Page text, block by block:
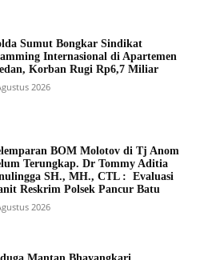
Sumut Bongkar Sindikat
Internasional di Apartemen
Korban Rugi Rp6,7 Miliar
2026
BOM Molotov di Tj Anom
Terungkap. Dr Tommy Aditia
SH., MH., CTL : Evaluasi
Reskrim Polsek Pancur Batu
2026